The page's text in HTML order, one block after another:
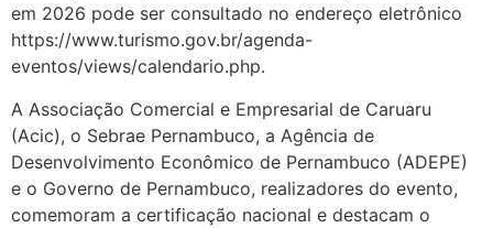
em 2026 pode ser consultado no endereço eletrônico
https://www.turismo.gov.br/agenda-
eventos/views/calendario.php.
A Associação Comercial e Empresarial de Caruaru
(Acic), o Sebrae Pernambuco, a Agência de
Desenvolvimento Econômico de Pernambuco (ADEPE)
e o Governo de Pernambuco, realizadores do evento,
comemoram a certificação nacional e destacam o